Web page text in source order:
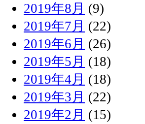
2019年8月 (9)
2019年7月 (22)
2019年6月 (26)
2019年5月 (18)
2019年4月 (18)
2019年3月 (22)
2019年2月 (15)